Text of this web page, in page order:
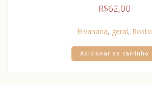
R$62,00
Ervanaria, geral, Rosto
Adicionar ao carrinho